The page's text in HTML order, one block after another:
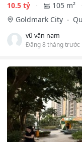
10.5 tỷ
105 m²
Goldmark City
vũ văn nam
Đăng 8 tháng trước